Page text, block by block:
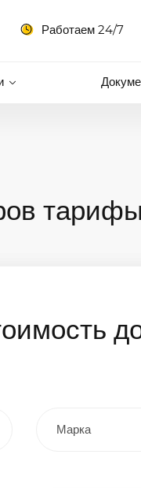
Работаем 24/7